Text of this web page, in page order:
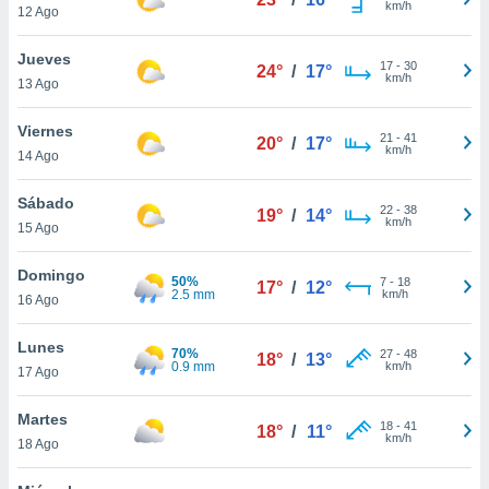
y
más
nuestra
y
de
disponible
cookies
12 Ago
km/h
Jueves
13 Ago
24° / 17° 17- 30
km/h
Viernes
14 Ago
20° / 17° 21 - 41
km/h
Sábado
15 Ago
19° / 14° 22- 38
km/h
Domingo
16 Ago
50%
2.5 mm
17° / 12° 7- 18
km/h
Lunes
17 Ago
70%
0.9 mm
18° / 13° 27- 48
km/h
Martes
18 Ago
18° / 11° 18- 41
km/h